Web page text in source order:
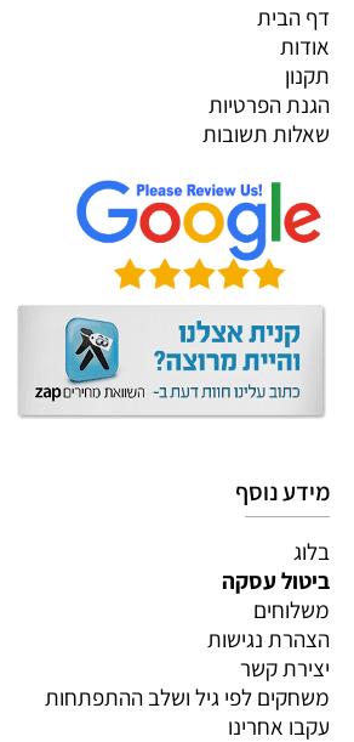
דף הבית
אודות
תקנון
הגנת הפרטיות
שאלות תשובות
מידע נוסף
בלוג
ביטול עסקה
משלוחים
הצהרת נגישות
יצירת קשר
משחקים לפי גיל ושלב ההתפתחות
עקבו אחרינו